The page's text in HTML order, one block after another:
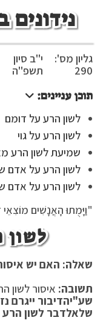
נידונים
גליון מס':
290
י"ב סיון
תשפ"ה
תוכן עניינים:
לשון הרע על דומם
לשון הרע על גוי
שמיעת לשון הרע
לשון הרע על אדם
לשון הרע על אדם
"וַיָּמֻתוּ הָאֲנָשִׁים
שאלה: האם יש
תשובה: איסור לשון
שע"יהדיבור ייגרם
שלאלדבר לשון